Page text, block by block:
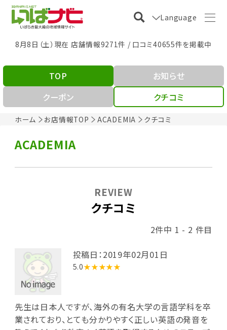
Language
8月8日（土）現在 店舗情報9271件 / 口コミ40655件を掲載中
ホーム お店情報TOP ACADEMIA クチコミ
TOP
お知らせ
クーポン
クチコミ
ACADEMIA
クチコミ
REVIEW
2件中 1 - 2 件目
投稿日：2019年02月01日
5.0★★★★★
先生は日本人ですが、海外の有名大学の言語学科を卒
業されており、とても分かりやすく正しい英語の発音を